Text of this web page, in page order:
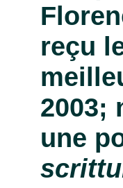
reçu
2003;
une